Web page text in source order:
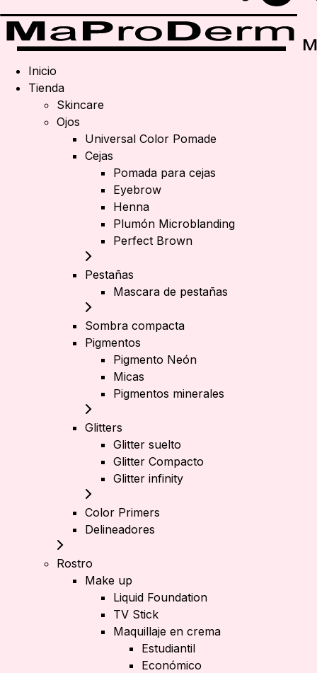
Inicio
Tienda
Skincare
Ojos
Universal Color Pomade
Cejas
Pomada para cejas
Eyebrow
Henna
Plumón Microblanding
Perfect Brown
Pestañas
Mascara de pestañas
Sombra compacta
Pigmentos
Pigmento Neón
Micas
Pigmentos minerales
Glitters
Glitter suelto
Glitter Compacto
Glitter infinity
Color Primers
Delineadores
Rostro
Make up
Liquid Foundation
TV Stick
Maquillaje en crema
Estudiantil
Económico